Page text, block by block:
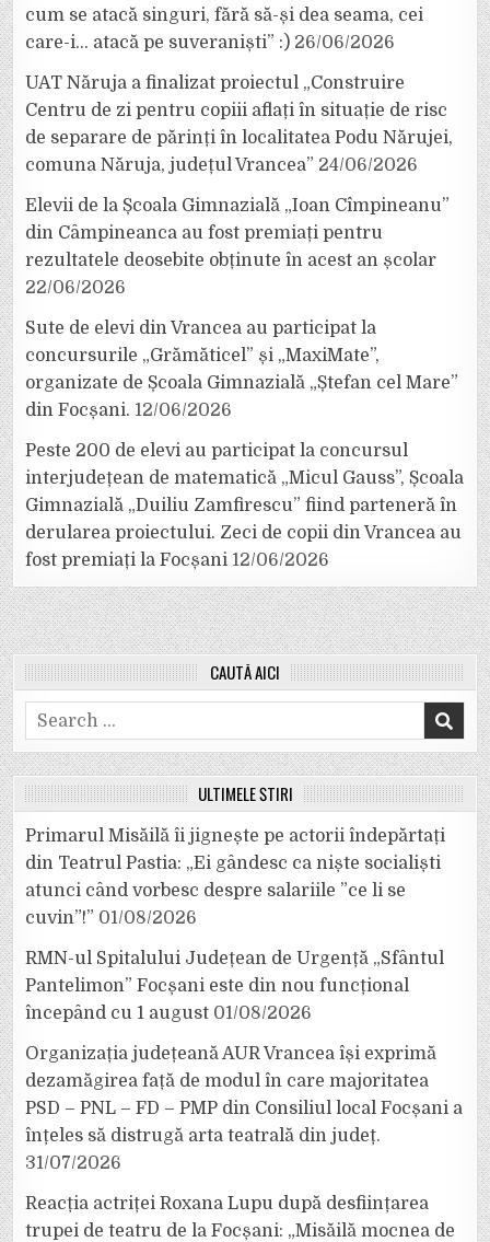
cum se atacă singuri, fără să-și dea seama, cei
care-i… atacă pe suveraniști” :) 26/06/2026
UAT Năruja a finalizat proiectul „Construire
Centru de zi pentru copiii aflați în situație de risc
de separare de părinți în localitatea Podu Nărujei,
comuna Năruja, județul Vrancea” 24/06/2026
Elevii de la Școala Gimnazială „Ioan Cîmpineanu”
din Câmpineanca au fost premiați pentru
rezultatele deosebite obținute în acest an școlar
22/06/2026
Sute de elevi din Vrancea au participat la
concursurile „Grămăticel” și „MaxiMate”,
organizate de Școala Gimnazială „Ștefan cel Mare”
din Focșani. 12/06/2026
Peste 200 de elevi au participat la concursul
interjudețean de matematică „Micul Gauss”, Școala
Gimnazială „Duiliu Zamfirescu” fiind parteneră în
derularea proiectului. Zeci de copii din Vrancea au
fost premiați la Focșani 12/06/2026
CAUTĂ AICI
Search
for:
ULTIMELE ȘTIRI
Primarul Misăilă îi jignește pe actorii îndepărtați
din Teatrul Pastia: „Ei gândesc ca niște socialiști
atunci când vorbesc despre salariile ”ce li se
cuvin”!” 01/08/2026
RMN-ul Spitalului Județean de Urgență „Sfântul
Pantelimon” Focșani este din nou funcțional
începând cu 1 august 01/08/2026
Organizația județeană AUR Vrancea își exprimă
dezamăgirea față de modul în care majoritatea
PSD – PNL – FD – PMP din Consiliul local Focșani a
înțeles să distrugă arta teatrală din județ.
31/07/2026
Reacția actriței Roxana Lupu după desființarea
trupei de teatru de la Focșani: „Misăilă mocnea de